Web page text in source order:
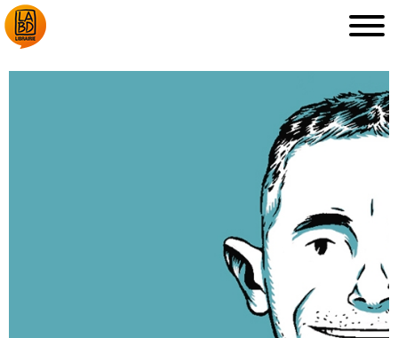
DÉDICACES, ETC.
ARCHIVES